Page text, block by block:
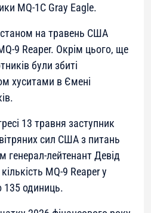
MQ-1C Gray Eagle.
на травень США
9 Reaper. Окрім цього, ще
були збиті
хуситами в Ємені
13 травня заступник
сил США з питань
генерал-лейтенант Девід
MQ-9 Reaper у
135 одиниць.